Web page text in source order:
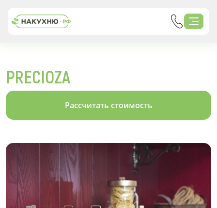
PRECIOZA
Рассчитать стоимость